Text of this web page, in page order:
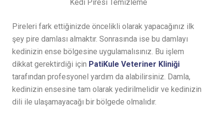
Kedi Piresi Temizleme
Pireleri fark ettiğinizde öncelikli olarak yapacağınız ilk
şey pire damlası almaktır. Sonrasında ise bu damlayı
kedinizin ense bölgesine uygulamalısınız. Bu işlem
dikkat gerektirdiği için PatiKule Veteriner Kliniği
tarafından profesyonel yardım da alabilirsiniz. Damla,
kedinizin ensesine tam olarak yedirilmelidir ve kedinizin
dili ile ulaşamayacağı bir bölgede olmalıdır.